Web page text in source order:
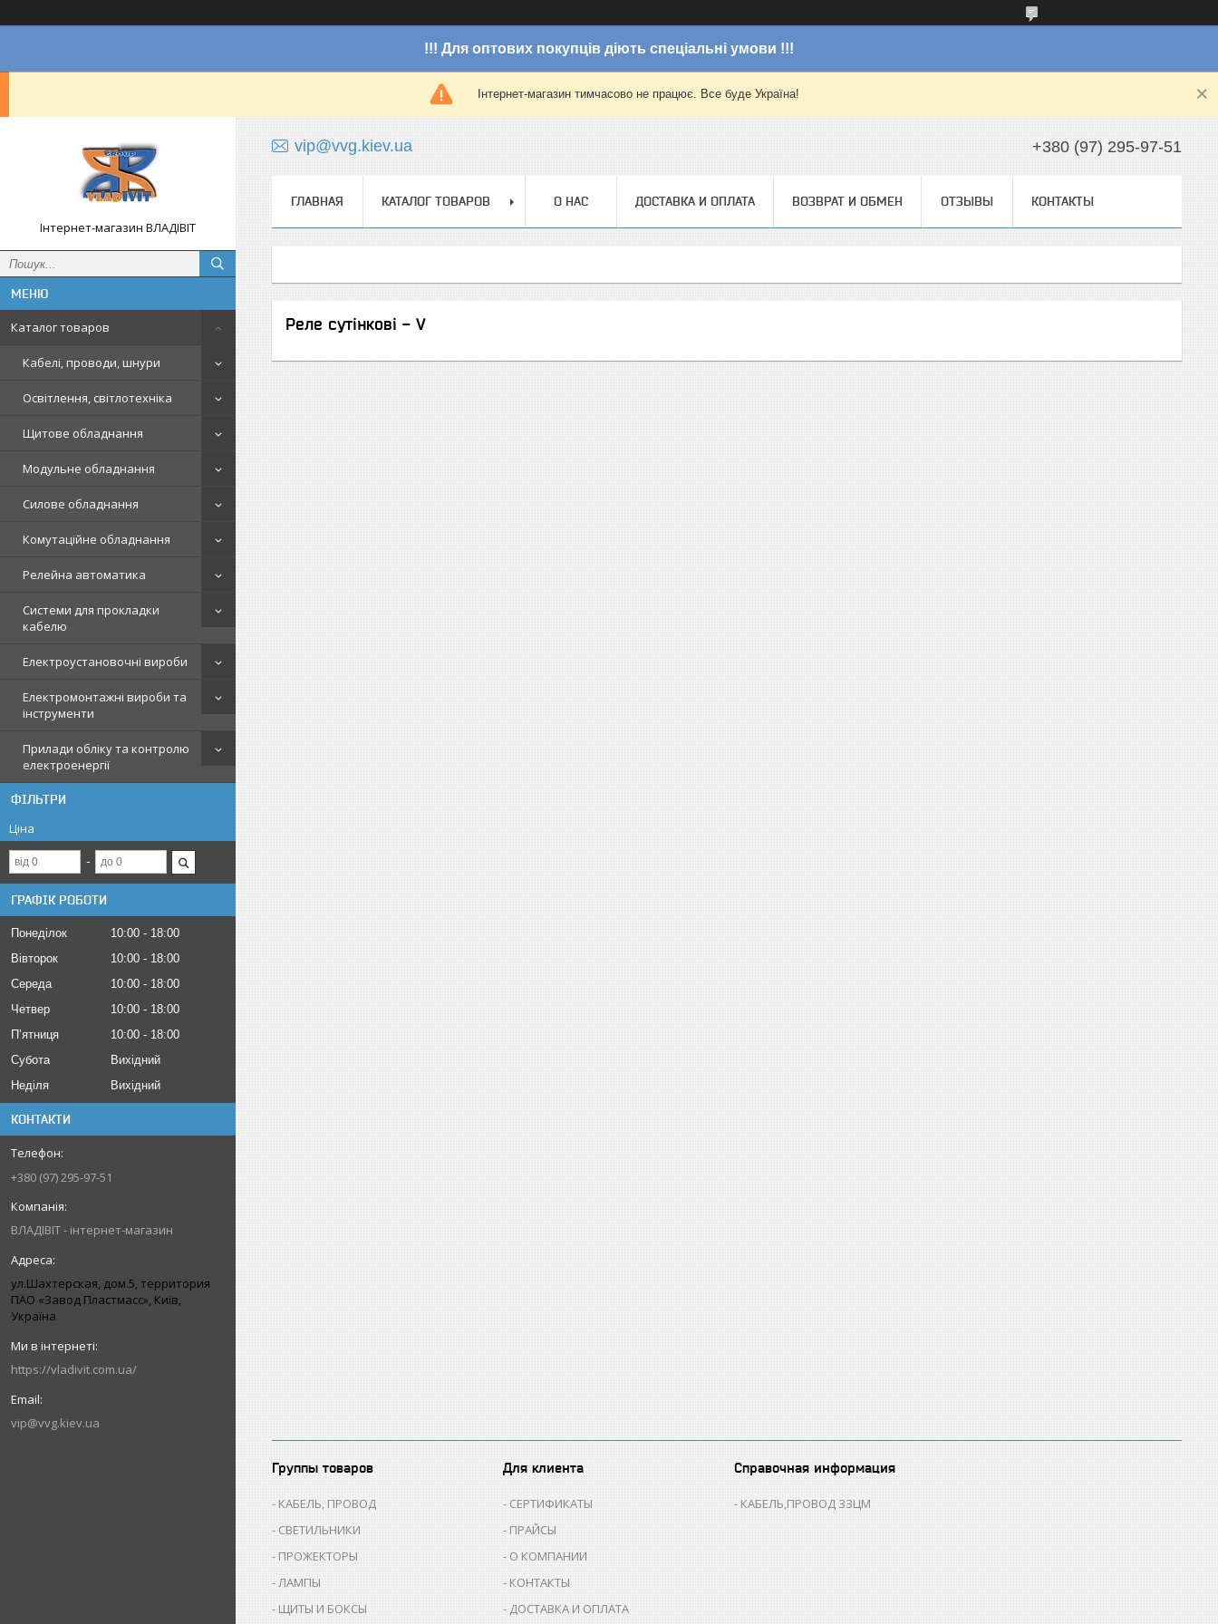
!!! Для оптових покупців діють спеціальні умови !!!
Інтернет-магазин тимчасово не працює. Все буде Україна!
Інтернет-магазин ВЛАДІВІТ
Каталог товаров
Кабелі, проводи, шнури
Освітлення, світлотехніка
Щитове обладнання
Модульне обладнання
Силове обладнання
Комутаційне обладнання
Релейна автоматика
Системи для прокладки
кабелю
Електроустановочні вироби
Електромонтажні вироби та
інструменти
Прилади обліку та контролю
електроенергії
ФІЛЬТРИ
Ціна
ГРАФІК РОБОТИ
Понеділок 10:00
18:00
Вівторок
10:00
18:00
Середа
10:00
18:00
Четвер
10:00
18:00
Пʼятниця
10:00
18:00
Субота
Вихідний
Неділя
Вихідний
КОНТАКТИ
+380 (97) 295-97-51
ВЛАДІВІТ - інтернет-магазин
ул.Шахтерская, дом.5, территория
ПАО «Завод Пластмасс», Київ,
Україна
https://vladivit.com.ua/
vip@vvg.kiev.ua
vip@vvg.kiev.ua +380 (97) 295-97-51
ГЛАВНАЯ КАТАЛОГ ТОВАРОВ О НАС ДОСТАВКА И ОПЛАТА ВОЗВРАТ И ОБМЕН ОТЗЫВЫ КОНТАКТЫ
Реле сутінкові - V
Группы товаров
КАБЕЛЬ, ПРОВОД
СВЕТИЛЬНИКИ
ПРОЖЕКТОРЫ
ЛАМПЫ
ЩИТЫ И БОКСЫ
Для клиента
СЕРТИФИКАТЫ
ПРАЙСЫ
О КОМПАНИИ
КОНТАКТЫ
ДОСТАВКА И ОПЛАТА
Справочная информация
КАБЕЛЬ,ПРОВОД ЗЗЦМ